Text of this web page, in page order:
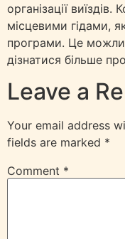
організації
місцевими гідами,
програми. Це
дізнатися більше
Leave a
Your email address
fields are marked *
Comment *